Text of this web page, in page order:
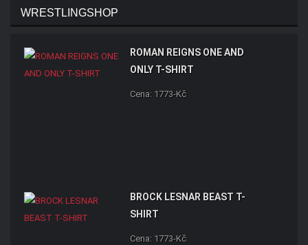
WRESTLINGSHOP
ROMAN REIGNS ONE AND
ONLY T-SHIRT
Cena: 1773-Kč
BROCK LESNAR BEAST T-
SHIRT
Cena: 1773-Kč